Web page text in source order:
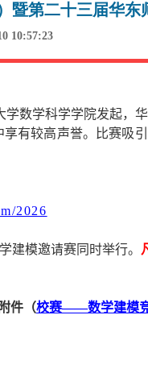
暨第二十三届华
10:57:23